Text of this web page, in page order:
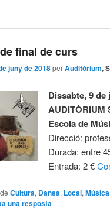
final de curs
juny de 2018perAuditòrium,
Dissabte, 9 de
AUDITÒRIUM
Escola de
Direcció:
Durada: entre
Entrada: 2 €
Cultura, Dansa, Local,Música
una resposta